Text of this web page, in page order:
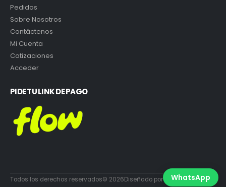
Pedidos
Sobre Nosotros
Contáctenos
Mi Cuenta
Cotizaciones
Acceder
PIDE TU LINK DE PAGO
Todos los derechos reservados© 2026Diseñado por DiabloEstudio.cl
WhatsApp